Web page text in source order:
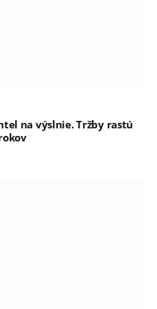
na výslnie. Tržby rastú